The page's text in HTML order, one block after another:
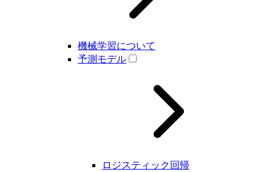
機械学習について
予測モデル
ロジスティック回帰